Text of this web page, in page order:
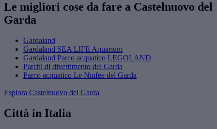
Le migliori cose da fare a Castelnuovo del
Garda
Gardaland
Gardaland SEA LIFE Aquarium
Gardaland Parco acquatico LEGOLAND
Parchi di divertimento del Garda
Parco acquatico Le Ninfee del Garda
Esplora Castelnuovo del Garda
Città in Italia